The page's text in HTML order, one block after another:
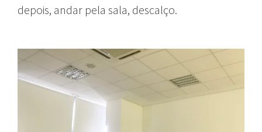
depois, andar pela sala, descalço.